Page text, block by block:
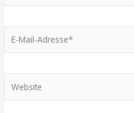
Mail-